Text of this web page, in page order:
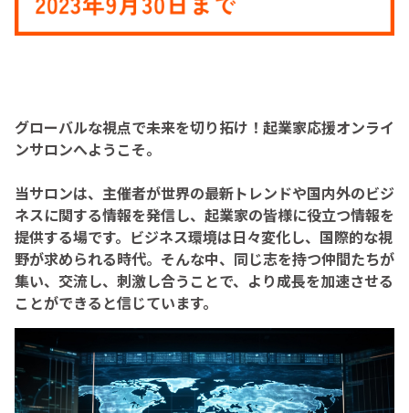
グローバルな視点で未来を切り拓け！起業家応援オンライ
ンサロンへようこそ。
当サロンは、主催者が世界の最新トレンドや国内外のビジ
ネスに関する情報を発信し、起業家の皆様に役立つ情報を
提供する場です。ビジネス環境は日々変化し、国際的な視
野が求められる時代。そんな中、同じ志を持つ仲間たちが
集い、交流し、刺激し合うことで、より成長を加速させる
ことができると信じています。